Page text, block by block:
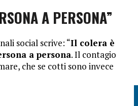
A PERSONA”
social scrive: “Il colera è
a persona. Il contagio
che se cotti sono invece